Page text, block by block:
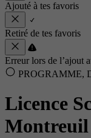
Ajouté à tes favoris
Retiré de tes favoris
Erreur lors de l’ajout
PROGRAMME,
Licence
Montreuil